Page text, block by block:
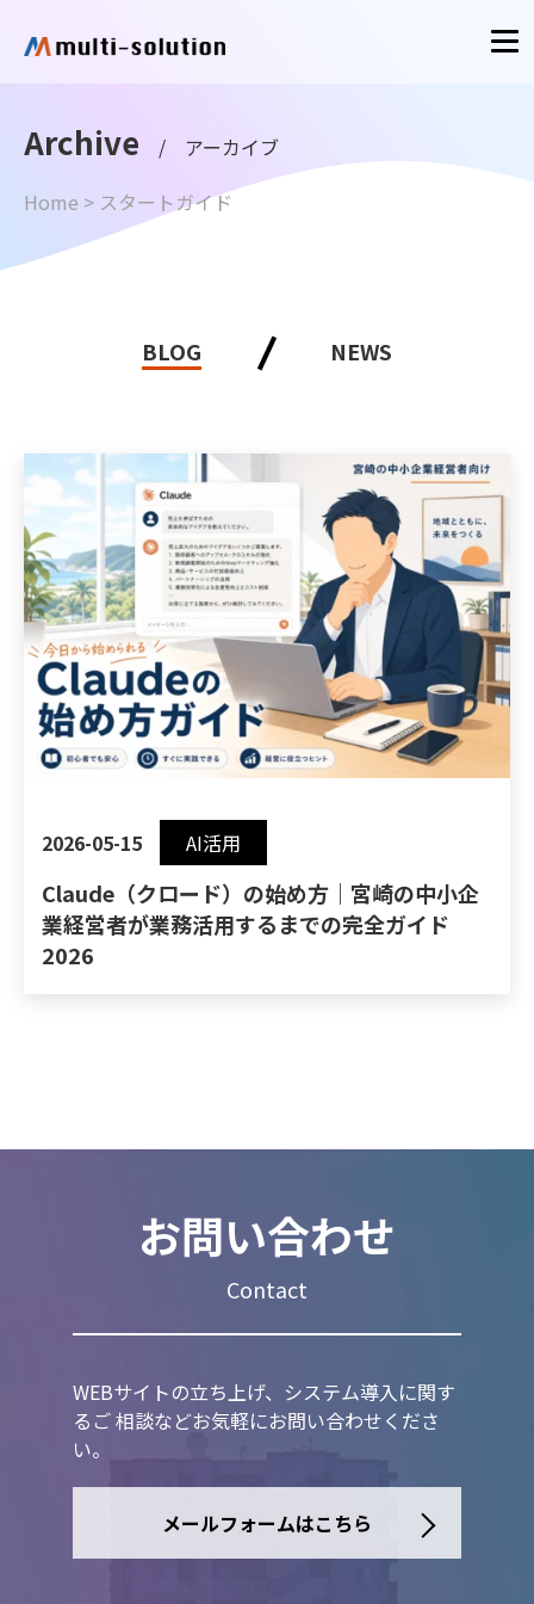
Archive / アーカイブ
Home > スタートガイド
BLOG NEWS
2026-05-15 AI活用
Claude（クロード）の始め方｜宮崎の中小企
業経営者が業務活用するまでの完全ガイド
2026
お問い合わせ
Contact
WEBサイトの立ち上げ、システム導入に関す
るご 相談などお気軽にお問い合わせくださ
い。
メールフォームはこちら